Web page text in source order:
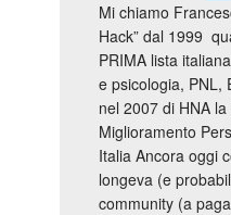
Mi chiamo
Hack” dal 1999
PRIMA lista
e psicologia, PNL,
nel 2007 di HNA
Miglioramento
Italia Ancora oggi
longeva (e
community (a